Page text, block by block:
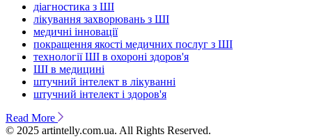
діагностика з ШІ
лікування захворювань з ШІ
медичні інновації
покращення якості медичних послуг з ШІ
технології ШІ в охороні здоров'я
ШІ в медицині
штучний інтелект в лікуванні
штучний інтелект і здоров'я
Read More
© 2025 artintelly.com.ua. All Rights Reserved.